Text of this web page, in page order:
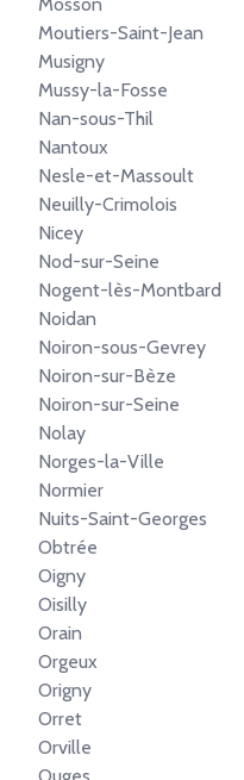
Moutiers-Saint-Jean
Musigny
Mussy-la-Fosse
Nan-sous-Thil
Nantoux
Nesle-et-Massoult
Neuilly-Crimolois
Nicey
Nod-sur-Seine
Nogent-lès-Montbard
Noidan
Noiron-sous-Gevrey
Noiron-sur-Bèze
Noiron-sur-Seine
Nolay
Norges-la-Ville
Normier
Nuits-Saint-Georges
Obtrée
Oigny
Oisilly
Orain
Orgeux
Origny
Orret
Orville